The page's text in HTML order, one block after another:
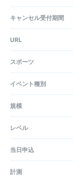
キャンセル受付期間
URL
スポーツ
イベント種別
規模
レベル
当日申込
計測